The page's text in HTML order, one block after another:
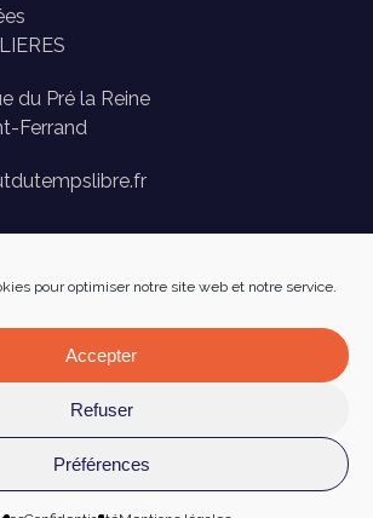
pour optimiser notre site web et notre service.
Accepter
Refuser
Préférences
du Pré la Reine
Ferrand
Confidentialité–Cookies
Communication